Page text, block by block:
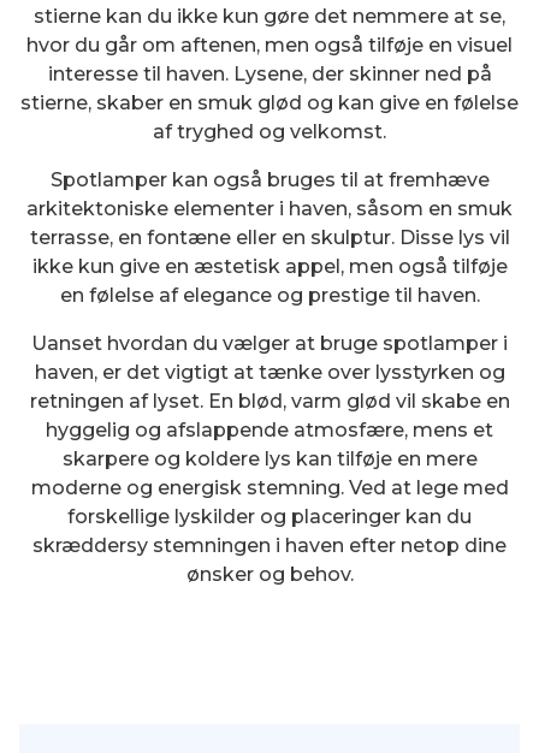
stierne kan du ikke kun gøre det nemmere at se,
hvor du går om aftenen, men også tilføje en visuel
interesse til haven. Lysene, der skinner ned på
stierne, skaber en smuk glød og kan give en følelse
af tryghed og velkomst.
Spotlamper kan også bruges til at fremhæve
arkitektoniske elementer i haven, såsom en smuk
terrasse, en fontæne eller en skulptur. Disse lys vil
ikke kun give en æstetisk appel, men også tilføje
en følelse af elegance og prestige til haven.
Uanset hvordan du vælger at bruge spotlamper i
haven, er det vigtigt at tænke over lysstyrken og
retningen af ​​lyset. En blød, varm glød vil skabe en
hyggelig og afslappende atmosfære, mens et
skarpere og koldere lys kan tilføje en mere
moderne og energisk stemning. Ved at lege med
forskellige lyskilder og placeringer kan du
skræddersy stemningen i haven efter netop dine
ønsker og behov.